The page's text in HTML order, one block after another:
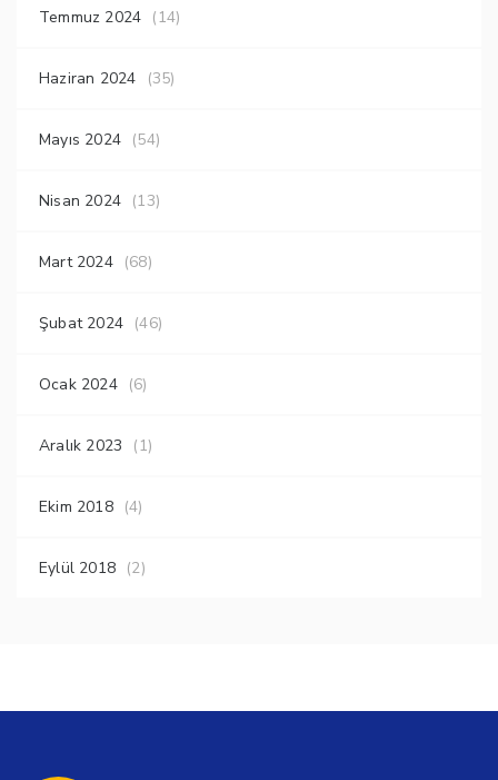
Temmuz 2024 (14)
Haziran 2024 (35)
Mayıs 2024 (54)
Nisan 2024 (13)
Mart 2024 (68)
Şubat 2024 (46)
Ocak 2024 (6)
Aralık 2023 (1)
Ekim 2018 (4)
Eylül 2018 (2)